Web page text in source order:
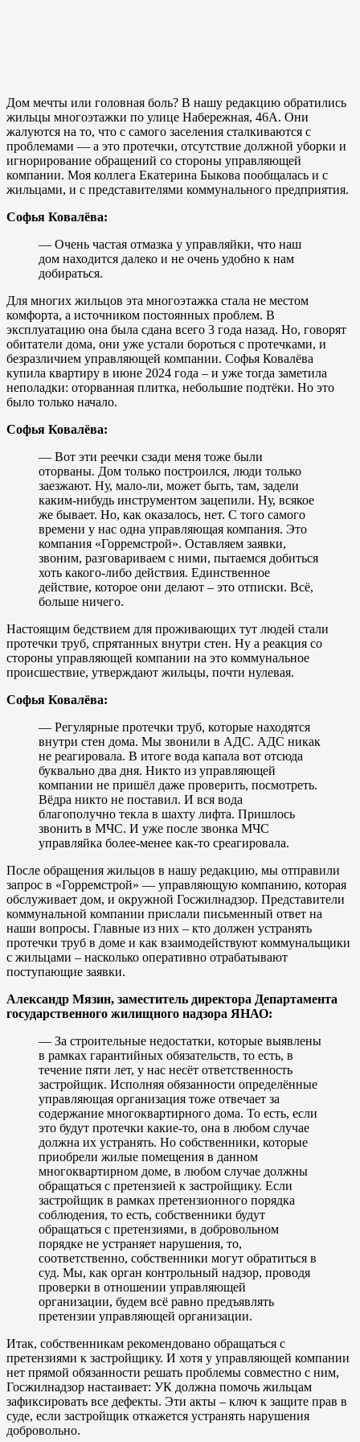
Дом мечты или головная боль? В нашу редакцию обратились
жильцы многоэтажки по улице Набережная, 46А. Они
жалуются на то, что с самого заселения сталкиваются с
проблемами — а это протечки, отсутствие должной уборки и
игнорирование обращений со стороны управляющей
компании. Моя коллега Екатерина Быкова пообщалась и с
жильцами, и с представителями коммунального предприятия.
Софья Ковалёва:
— Очень частая отмазка у управляйки, что наш
дом находится далеко и не очень удобно к нам
добираться.
Для многих жильцов эта многоэтажка стала не местом
комфорта, а источником постоянных проблем. В
эксплуатацию она была сдана всего 3 года назад. Но, говорят
обитатели дома, они уже устали бороться с протечками, и
безразличием управляющей компании. Софья Ковалёва
купила квартиру в июне 2024 года – и уже тогда заметила
неполадки: оторванная плитка, небольшие подтёки. Но это
было только начало.
Софья Ковалёва:
— Вот эти реечки сзади меня тоже были
оторваны. Дом только построился, люди только
заезжают. Ну, мало-ли, может быть, там, задели
каким-нибудь инструментом зацепили. Ну, всякое
же бывает. Но, как оказалось, нет. С того самого
времени у нас одна управляющая компания. Это
компания «Горремстрой». Оставляем заявки,
звоним, разговариваем с ними, пытаемся добиться
хоть какого-либо действия. Единственное
действие, которое они делают – это отписки. Всё,
больше ничего.
Настоящим бедствием для проживающих тут людей стали
протечки труб, спрятанных внутри стен. Ну а реакция со
стороны управляющей компании на это коммунальное
происшествие, утверждают жильцы, почти нулевая.
Софья Ковалёва:
— Регулярные протечки труб, которые находятся
внутри стен дома. Мы звонили в АДС. АДС никак
не реагировала. В итоге вода капала вот отсюда
буквально два дня. Никто из управляющей
компании не пришёл даже проверить, посмотреть.
Вёдра никто не поставил. И вся вода
благополучно текла в шахту лифта. Пришлось
звонить в МЧС. И уже после звонка МЧС
управляйка более-менее как-то среагировала.
После обращения жильцов в нашу редакцию, мы отправили
запрос в «Горремстрой» — управляющую компанию, которая
обслуживает дом, и окружной Госжилнадзор. Представители
коммунальной компании прислали письменный ответ на
наши вопросы. Главные из них – кто должен устранять
протечки труб в доме и как взаимодействуют коммунальщики
с жильцами – насколько оперативно отрабатывают
поступающие заявки.
Александр Мязин, заместитель директора Департамента
государственного жилищного надзора ЯНАО:
— За строительные недостатки, которые выявлены
в рамках гарантийных обязательств, то есть, в
течение пяти лет, у нас несёт ответственность
застройщик. Исполняя обязанности определённые
управляющая организация тоже отвечает за
содержание многоквартирного дома. То есть, если
это будут протечки какие-то, она в любом случае
должна их устранять. Но собственники, которые
приобрели жилые помещения в данном
многоквартирном доме, в любом случае должны
обращаться с претензией к застройщику. Если
застройщик в рамках претензионного порядка
соблюдения, то есть, собственники будут
обращаться с претензиями, в добровольном
порядке не устраняет нарушения, то,
соответственно, собственники могут обратиться в
суд. Мы, как орган контрольный надзор, проводя
проверки в отношении управляющей
организации, будем всё равно предъявлять
претензии управляющей организации.
Итак, собственникам рекомендовано обращаться с
претензиями к застройщику. И хотя у управляющей компании
нет прямой обязанности решать проблемы совместно с ним,
Госжилнадзор настаивает: УК должна помочь жильцам
зафиксировать все дефекты. Эти акты – ключ к защите прав в
суде, если застройщик откажется устранять нарушения
добровольно.